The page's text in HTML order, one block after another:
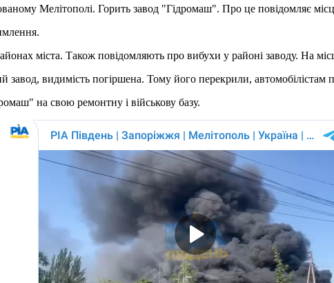
Мелітополі. Горить завод "Гідромаш". Про це повідомляє
міста. Також повідомляють про вибухи у районі заводу. На
видимість погіршена. Тому його перекрили, автомобілістам
на свою ремонтну і військову базу.